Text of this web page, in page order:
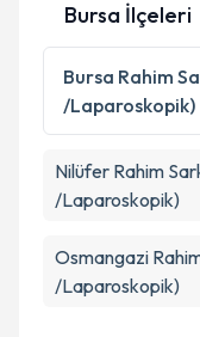
Bursa İlçeleri
Bursa Rahim
/Laparoskopik)
Nilüfer Rahim
/Laparoskopik)
Osmangazi
/Laparoskopik)